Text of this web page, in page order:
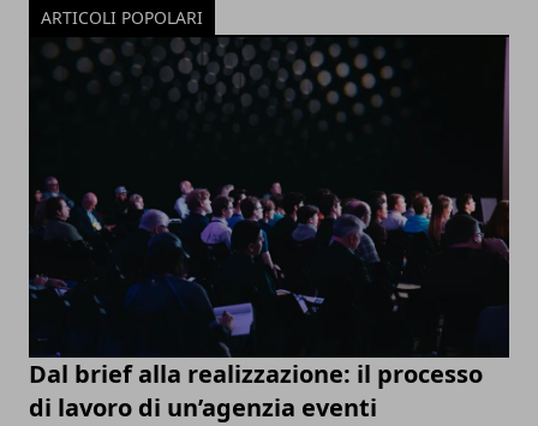
ARTICOLI POPOLARI
Dal brief alla realizzazione: il processo
di lavoro di un’agenzia eventi